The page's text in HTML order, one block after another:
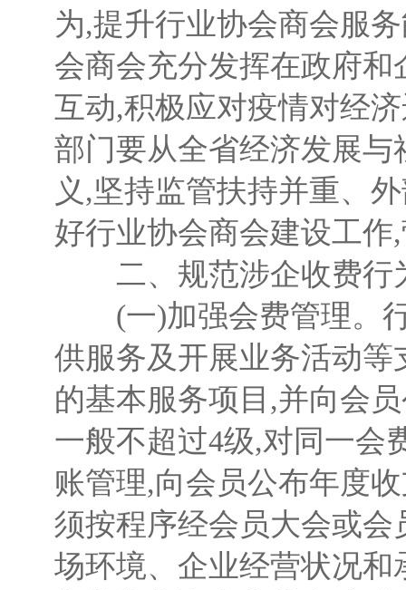
为,提升行业协会商会服
会商会充分发挥在政府
互动,积极应对疫情对经
部门要从全省经济发展
义,坚持监管扶持并重、
好行业协会商会建设工
二、规范涉企收费行
(一)加强会费管理。行
供服务及开展业务活动
的基本服务项目,并向会
一般不超过4级,对同一会
账管理,向会员公布年度
须按程序经会员大会或
场环境、企业经营状况